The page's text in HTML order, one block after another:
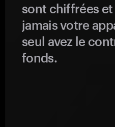
sont chiffrées
jamais votre
seul avez le
fonds.